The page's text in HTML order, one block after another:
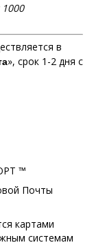
в
», срок 1-2 дня с
™
Почты
картами
системам